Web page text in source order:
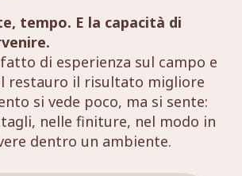
tempo. E la capacità di
di esperienza sul campo e
restauro il risultato migliore
si vede poco, ma si sente:
nelle finiture, nel modo in
dentro un ambiente.